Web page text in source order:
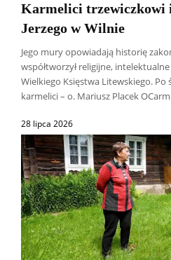
Karmelici trzewiczkowi i
Jerzego w Wilnie
Jego mury opowiadają historię
współtworzył religijne,
Wielkiego Księstwa Litewskiego.
karmelici – o. Mariusz Placek OCarm
28 lipca 2026